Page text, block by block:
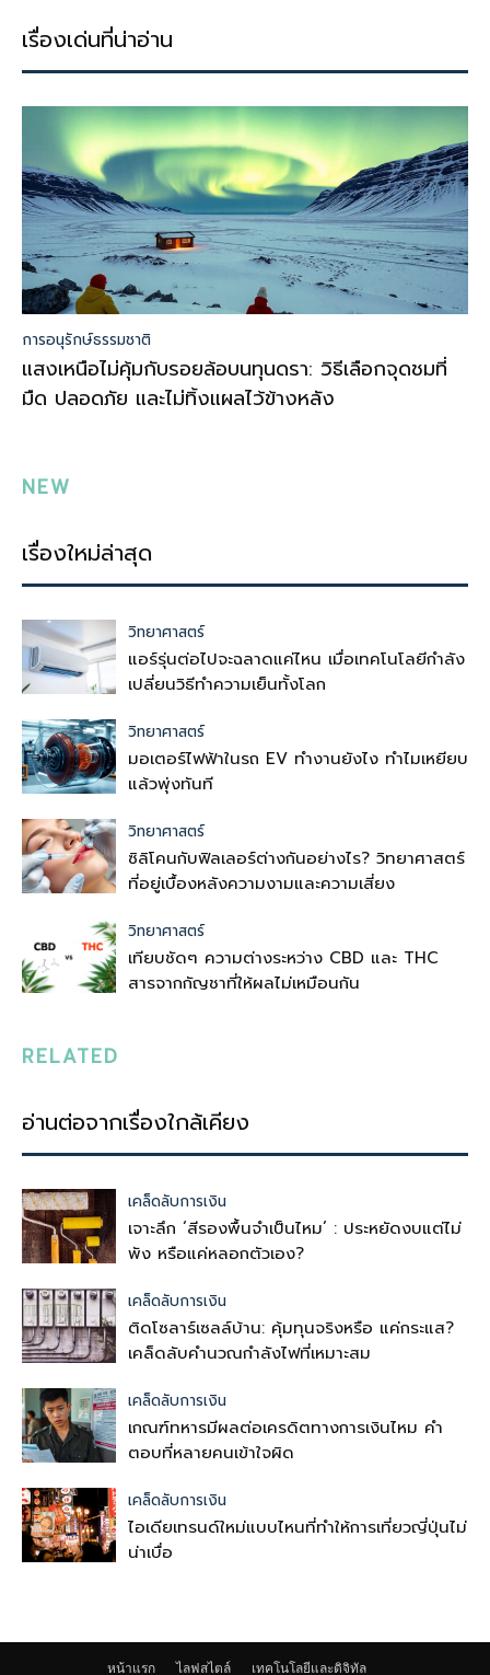
เรื่องเด่นที่น่าอ่าน
การอนุรักษ์ธรรมชาติ
แสงเหนือไม่คุ้มกับรอยล้อบนทุนดรา: วิธีเลือกจุดชมที่
มืด ปลอดภัย และไม่ทิ้งแผลไว้ข้างหลัง
NEW
เรื่องใหม่ล่าสุด
วิทยาศาสตร์
แอร์รุ่นต่อไปจะฉลาดแค่ไหน เมื่อเทคโนโลยีกำลัง
เปลี่ยนวิธีทำความเย็นทั้งโลก
วิทยาศาสตร์
มอเตอร์ไฟฟ้าในรถ EV ทำงานยังไง ทำไมเหยียบ
แล้วพุ่งทันที
วิทยาศาสตร์
ซิลิโคนกับฟิลเลอร์ต่างกันอย่างไร? วิทยาศาสตร์
ที่อยู่เบื้องหลังความงามและความเสี่ยง
วิทยาศาสตร์
เทียบชัดๆ ความต่างระหว่าง CBD และ THC
สารจากกัญชาที่ให้ผลไม่เหมือนกัน
RELATED
อ่านต่อจากเรื่องใกล้เคียง
เคล็ดลับการเงิน
เจาะลึก ‘สีรองพื้นจำเป็นไหม’ : ประหยัดงบแต่ไม่
พัง หรือแค่หลอกตัวเอง?
เคล็ดลับการเงิน
ติดโซลาร์เซลล์บ้าน: คุ้มทุนจริงหรือ แค่กระแส?
เคล็ดลับคำนวณกำลังไฟที่เหมาะสม
เคล็ดลับการเงิน
เกณฑ์ทหารมีผลต่อเครดิตทางการเงินไหม คำ
ตอบที่หลายคนเข้าใจผิด
เคล็ดลับการเงิน
ไอเดียเทรนด์ใหม่แบบไหนที่ทำให้การเที่ยวญี่ปุ่นไม่
น่าเบื่อ
หน้าแรก ไลฟสไตล์ เทคโนโลยีและดิจิทัล